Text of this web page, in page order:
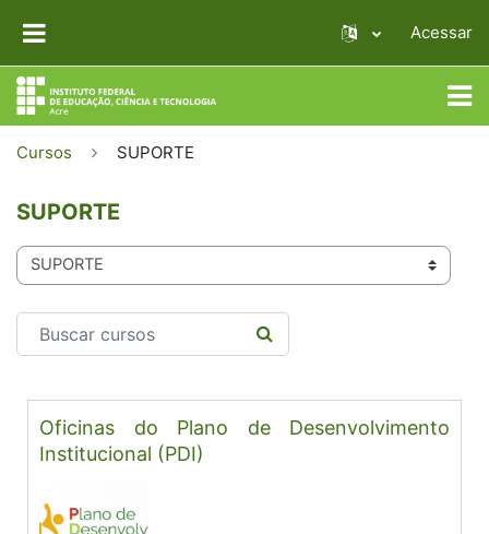
Acessar
Cursos SUPORTE
SUPORTE
Categorias de Cursos
Buscar cursos
BUSCAR CURSOS
Oficinas do Plano de Desenvolvimento
Institucional (PDI)